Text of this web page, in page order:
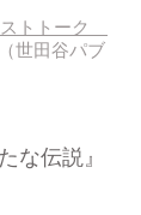
ストトーク
世田谷パブ
な伝説』